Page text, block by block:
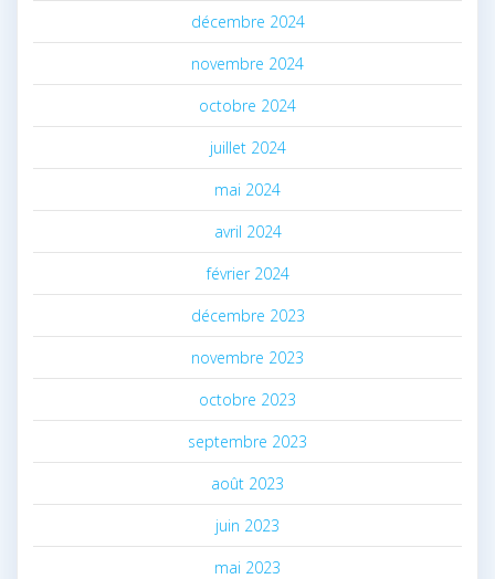
décembre 2024
novembre 2024
octobre 2024
juillet 2024
mai 2024
avril 2024
février 2024
décembre 2023
novembre 2023
octobre 2023
septembre 2023
août 2023
juin 2023
mai 2023